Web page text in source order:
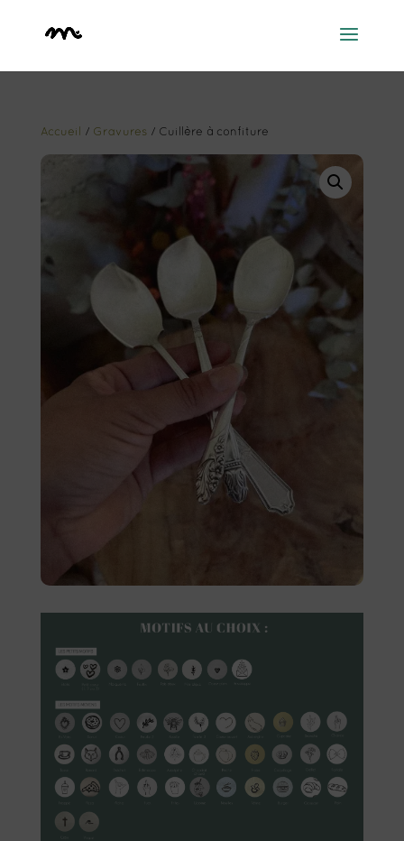
Accueil / Gravures/ Cuillère à confiture